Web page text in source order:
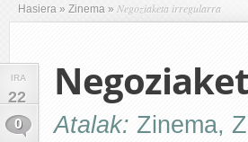
Hasiera » Zinema » Negoziaketa irregularra
IRA
22
0
Atalak: Zinema,